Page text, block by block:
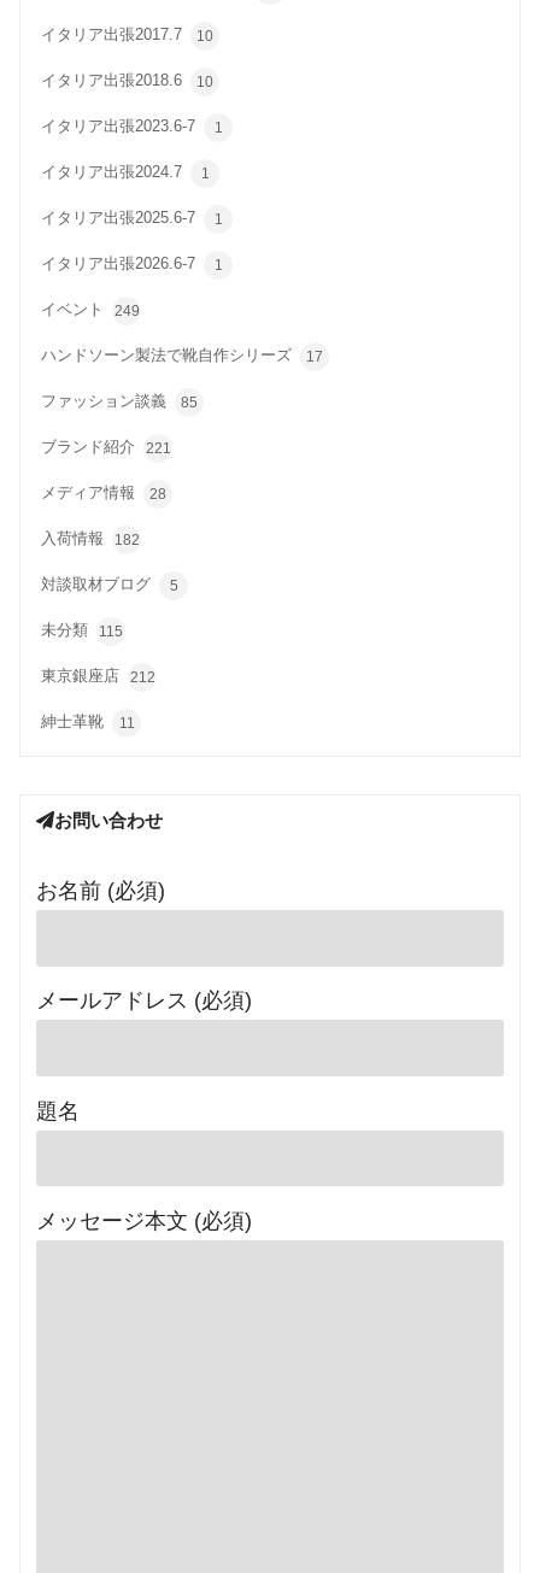
イタリア出張2017.7 10
イタリア出張2018.6 10
イタリア出張2023.6-7 1
イタリア出張2024.7 1
イタリア出張2025.6-7 1
イタリア出張2026.6-7 1
イベント 249
ハンドソーン製法で靴自作シリーズ 17
ファッション談義 85
ブランド紹介 221
メディア情報 28
入荷情報 182
対談取材ブログ 5
未分類 115
東京銀座店 212
紳士革靴 11
お問い合わせ
お名前 (必須)
メールアドレス (必須)
題名
メッセージ本文 (必須)